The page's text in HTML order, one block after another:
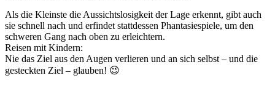
Als die Kleinste die Aussichtslosigkeit der Lage erkennt, gibt auch
sie schnell nach und erfindet stattdessen Phantasiespiele, um den
schweren Gang nach oben zu erleichtern.
Reisen mit Kindern:
Nie das Ziel aus den Augen verlieren und an sich selbst – und die
gesteckten Ziel – glauben! 😉